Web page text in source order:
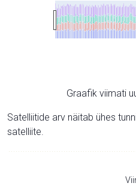
Graafik viimati
Satelliitide arv näitab ühes
satelliite.